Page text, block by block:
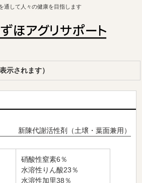
通して人々の健康を目指します
示されます）
新陳代謝活性剤（土壌・葉面兼用）
硝酸性窒素6％
水溶性りん酸23％
水溶性加里38％